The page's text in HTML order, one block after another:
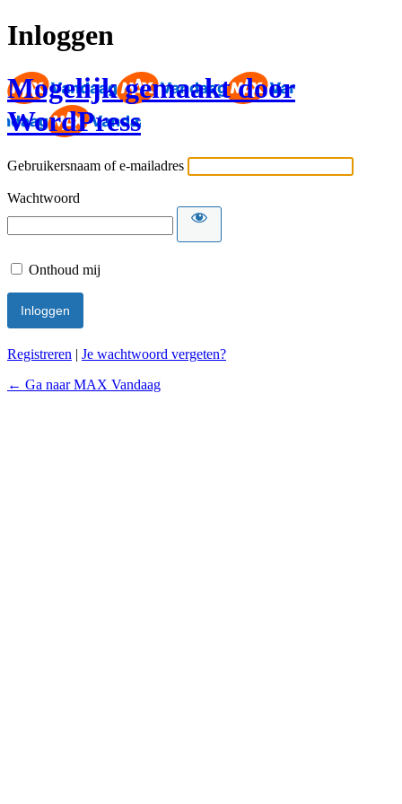
Inloggen
Mogelijk gemaakt door
WordPress
Gebruikersnaam of e-mailadres
Wachtwoord
Onthoud mij
Registreren | Je wachtwoord vergeten?
← Ga naar MAX Vandaag